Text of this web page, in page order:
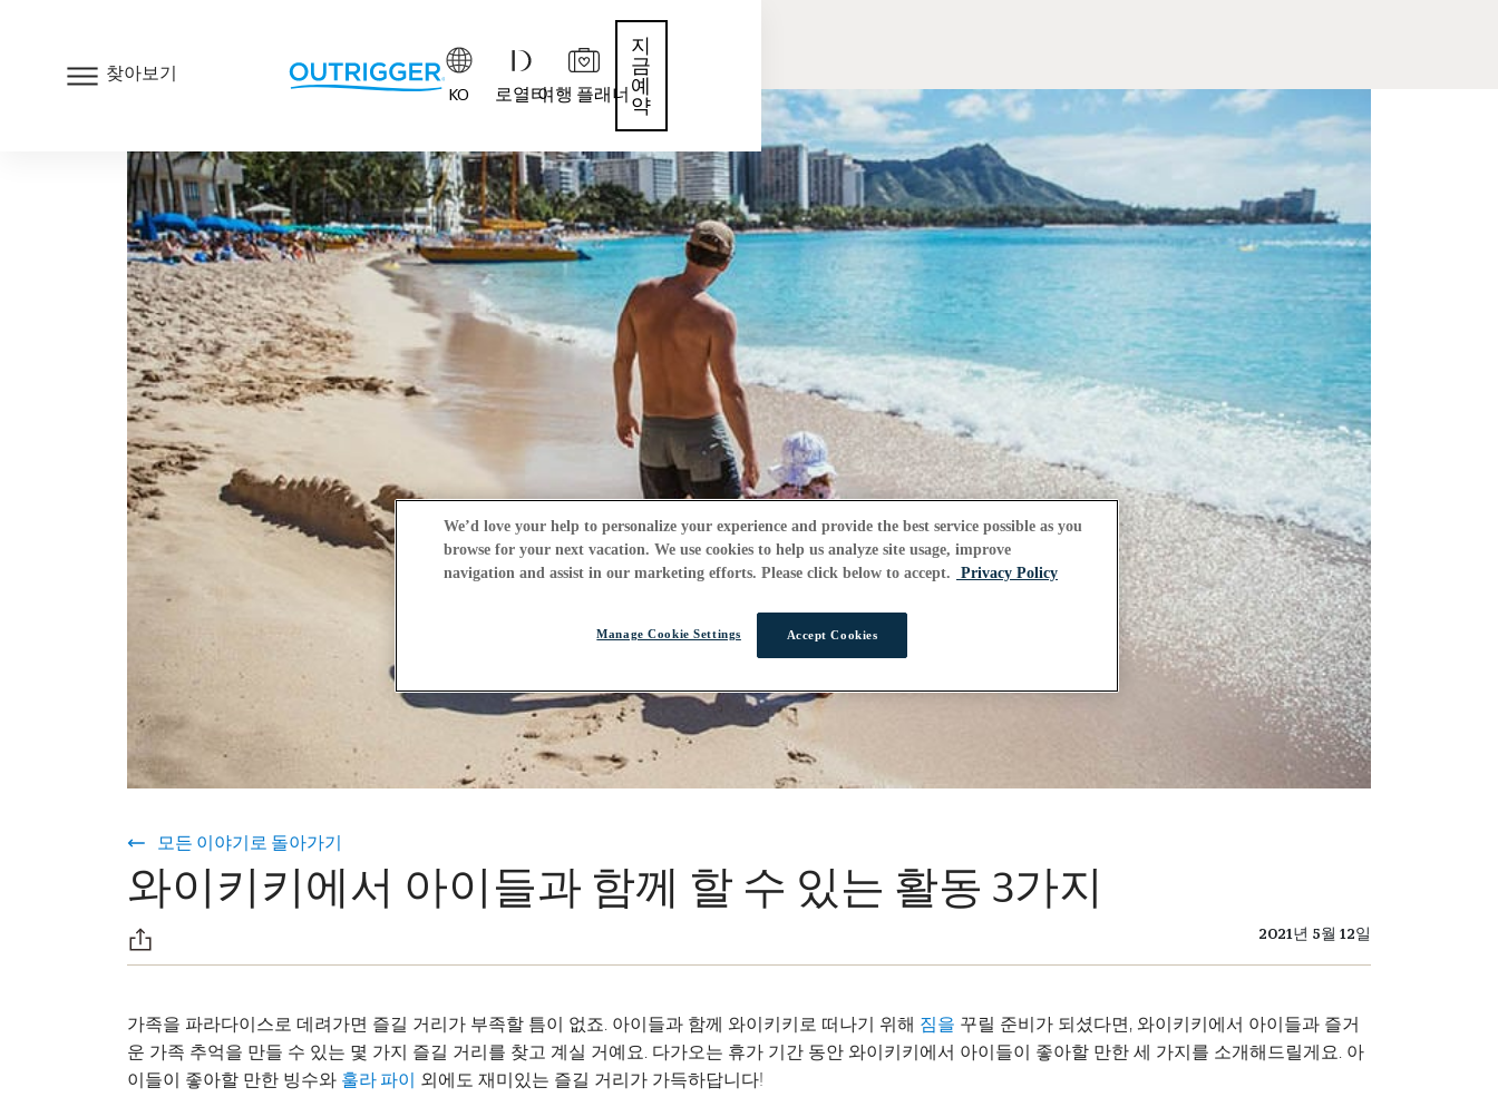
찾아보기
KO
로열티여행 플래너
지
금
예
약
모든 이야기로 돌아가기
와이키키에서 아이들과 함께 할 수 있는 활동 3가지
2021년 5월 12일
가족을 파라다이스로 데려가면 즐길 거리가 부족할 틈이 없죠. 아이들과 함께 와이키키로 떠나기 위해 짐을 꾸릴 준비가 되셨다면, 와이키키에서 아이들과 즐거
운 가족 추억을 만들 수 있는 몇 가지 즐길 거리를 찾고 계실 거예요. 다가오는 휴가 기간 동안 와이키키에서 아이들이 좋아할 만한 세 가지를 소개해드릴게요. 아
이들이 좋아할 만한 빙수와 훌라 파이 외에도 재미있는 즐길 거리가 가득하답니다!
We’d love your help to personalize your experience and provide the best service possible as you
browse for your next vacation. We use cookies to help us analyze site usage, improve
navigation and assist in our marketing efforts. Please click below to accept.
Privacy Policy
Accept Cookies
Manage Cookie Settings